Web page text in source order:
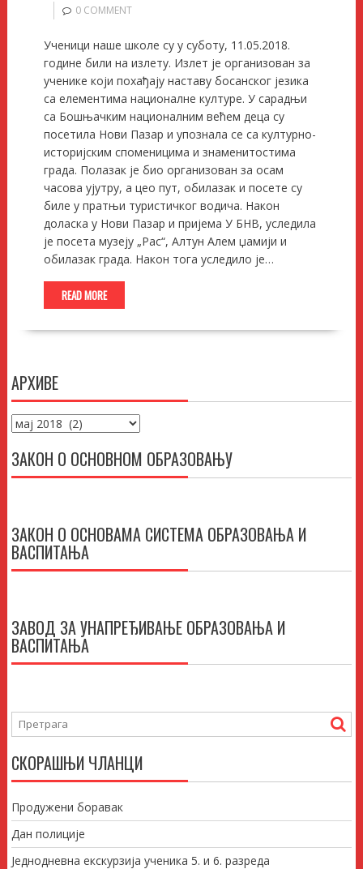
0 COMMENT
Ученици наше школе су у суботу, 11.05.2018.
године били на излету. Излет је организован за
ученике који похађају наставу босанског језика
са елементима националне културе. У сарадњи
са Бошњачким националним већем деца су
посетила Нови Пазар и упознала се са културно-
историјским споменицима и знаменитостима
града. Полазак је био организован за осам
часова ујутру, а цео пут, обилазак и посете су
биле у пратњи туристичког водича. Након
доласка у Нови Пазар и пријема У БНВ, уследила
је посета музеју „Рас“, Алтун Алем џамији и
обилазак града. Након тога уследило је…
READ MORE
АРХИВЕ
Архиве
ЗАКОН О ОСНОВНОМ ОБРАЗОВАЊУ
ЗАКОН О ОСНОВАМА СИСТЕМА ОБРАЗОВАЊА И
ВАСПИТАЊА
ЗАВОД ЗА УНАПРЕЂИВАЊЕ ОБРАЗОВАЊА И
ВАСПИТАЊА
СКОРАШЊИ ЧЛАНЦИ
Продужени боравак
Дан полиције
Једнодневна екскурзија ученика 5. и 6. разреда